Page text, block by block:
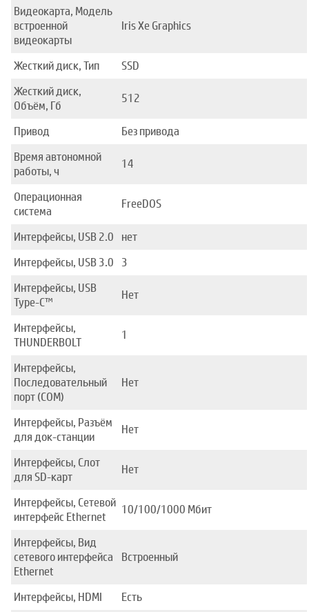
Видеокарта, Модель
встроенной
видеокарты
Iris Xe Graphics
Жесткий диск, Тип
SSD
Жесткий диск,
Объём, Гб
512
Привод
Без привода
Время автономной
работы, ч
14
Операционная
система
FreeDOS
Интерфейсы, USB 2.0
нет
Интерфейсы, USB 3.0
3
Интерфейсы, USB
Type-C™
Нет
Интерфейсы,
THUNDERBOLT
1
Интерфейсы,
Последовательный
порт (COM)
Нет
Интерфейсы, Разъём
для док-станции
Нет
Интерфейсы, Слот
для SD-карт
Нет
Интерфейсы, Сетевой
интерфейс Ethernet
10/100/1000 Mбит
Интерфейсы, Вид
сетевого интерфейса
Ethernet
Встроенный
Интерфейсы, HDMI
Есть